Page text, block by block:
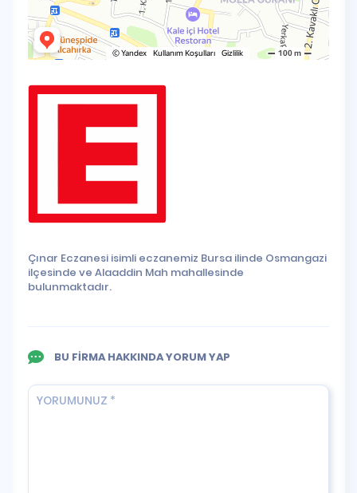
Çınar Eczanesi isimli eczanemiz Bursa ilinde Osmangazi
ilçesinde ve Alaaddin Mah mahallesinde
bulunmaktadır.
BU FİRMA HAKKINDA YORUM YAP